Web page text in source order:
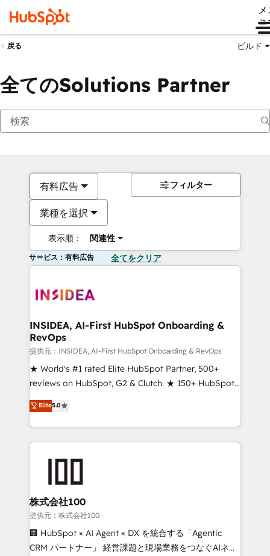
ュ
戻る ビルド
全てのSolutions Partner
有料広告
業種を選択
表示順： 関連性
フィルター
サービス：有料広告 全てをクリア
INSIDEA, AI-First HubSpot Onboarding &
RevOps
提供元：INSIDEA, AI-First HubSpot Onboarding & RevOps
★ World's #1 rated Elite HubSpot Partner, 500+
reviews on HubSpot, G2 & Clutch. ★ 150+ HubSpot
Certified Experts & Trainers across the team ★
1,500+ implementations across five continents ★ AI-
First, RevOps-led, Onboarding obsessed ★
Company of the Year 2024/25 INSIDEA helps
and build AI-powered workflows that drive adoption
from week one, in your time zone. What we do ➤
Onboarding: Live in weeks, with workflows built
around your business, not a template. ➤ Migration:
Move from any legacy CRM. Zero downtime, full data
Elite5.0
株式会社100
提供元：株式会社100
🏢 HubSpot × AI Agent × DX を統合する「Agentic
CRM パートナー」 経営課題と現場業務をつなぐAIネイ